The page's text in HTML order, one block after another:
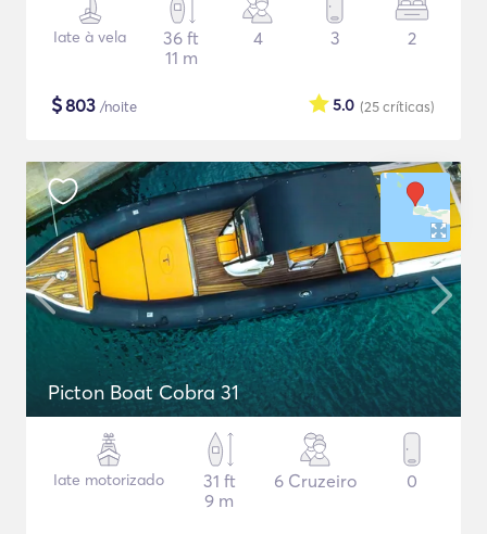
Iate à vela
36 ft
11 m
4 3 2
$803 /noite (25críticas)
5.0
Picton Boat Cobra 31
Iate motorizado
31 ft
9 m
6 Cruzeiro 0